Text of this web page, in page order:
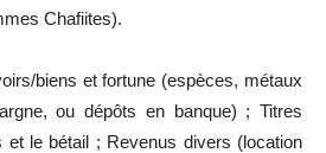
Chafiites).
biens et fortune (espèces, métaux
ou dépôts en banque) ; Titres
et le bétail ; Revenus divers (location